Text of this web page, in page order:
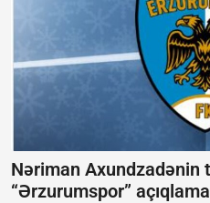
Nəriman Axundzadənin
“Ərzurumspor”